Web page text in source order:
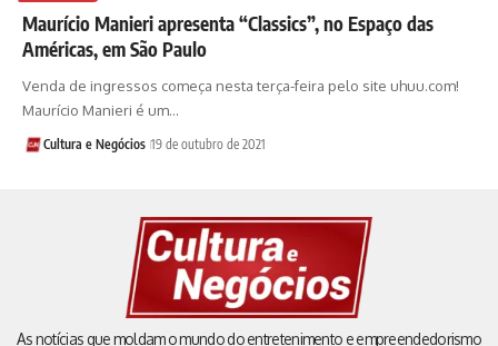
Maurício Manieri apresenta “Classics”, no Espaço das
Américas, em São Paulo
Venda de ingressos começa nesta terça-feira pelo site uhuu.com!
Maurício Manieri é um…
Cultura e Negócios 19 de outubro de 2021
As notícias que moldam o mundo do entretenimento e empreendedorismo